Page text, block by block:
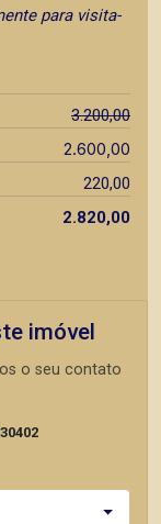
para visita-
3.200,00
2.600,00
220,00
2.820,00
imóvel
o seu contato